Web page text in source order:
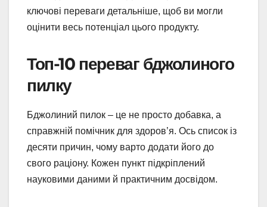
ключові переваги детальніше, щоб ви могли
оцінити весь потенціал цього продукту.
Топ-10 переваг бджолиного
пилку
Бджолиний пилок – це не просто добавка, а
справжній помічник для здоров’я. Ось список із
десяти причин, чому варто додати його до
свого раціону. Кожен пункт підкріплений
науковими даними й практичним досвідом.